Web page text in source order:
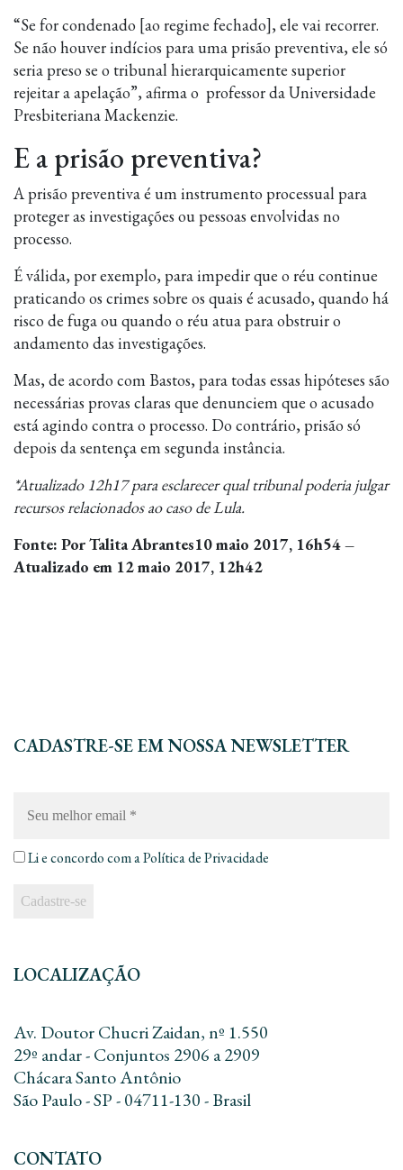
“Se for condenado [ao regime fechado], ele vai recorrer.
Se não houver indícios para uma prisão preventiva, ele só
seria preso se o tribunal hierarquicamente superior
rejeitar a apelação”, afirma o professor da Universidade
Presbiteriana Mackenzie.
E a prisão preventiva?
A prisão preventiva é um instrumento processual para
proteger as investigações ou pessoas envolvidas no
processo.
É válida, por exemplo, para impedir que o réu continue
praticando os crimes sobre os quais é acusado, quando há
risco de fuga ou quando o réu atua para obstruir o
andamento das investigações.
Mas, de acordo com Bastos, para todas essas hipóteses são
necessárias provas claras que denunciem que o acusado
está agindo contra o processo. Do contrário, prisão só
depois da sentença em segunda instância.
*Atualizado 12h17 para esclarecer qual tribunal poderia julgar
recursos relacionados ao caso de Lula.
Fonte: Por Talita Abrantes10 maio 2017, 16h54 –
Atualizado em 12 maio 2017, 12h42
CADASTRE-SE EM NOSSA NEWSLETTER
melhor
Li e concordo com aPolítica de Privacidade
LOCALIZAÇÃO
Av. Doutor Chucri Zaidan, nº 1.550
29º andar - Conjuntos 2906 a 2909
Chácara Santo Antônio
São Paulo - SP - 04711-130 - Brasil
CONTATO